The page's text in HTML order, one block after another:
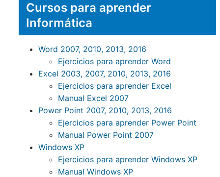
Cursos para aprender
Informática
Word 2007, 2010, 2013, 2016
Ejercicios para aprender Word
Excel 2003, 2007, 2010, 2013, 2016
Ejercicios para aprender Excel
Manual Excel 2007
Power Point 2007, 2010, 2013, 2016
Ejercicios para aprender Power Point
Manual Power Point 2007
Windows XP
Ejercicios para aprender Windows XP
Manual Windows XP